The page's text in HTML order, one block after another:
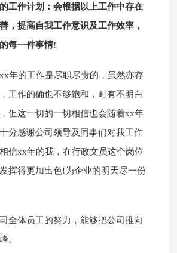
工作计划：会根据以上工作中存在
，提高自我工作意识及工作效率，
每一件事情!
年的工作是尽职尽责的，虽然亦存
工作的确也不够饱和，时有不明白
但这一切的一切相信也会随着xx年
分感谢公司领导及同事们对我工作
信xx年的我，在行政文员这个岗位
挥得更加出色!为企业的明天尽一份
全体员工的努力，能够把公司推向
。